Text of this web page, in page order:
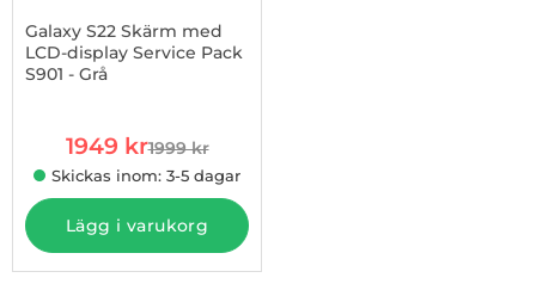
Galaxy S22 Skärm med
LCD-display Service Pack
S901 - Grå
rea pris
1949 krtidigare pris
1999 kr
Skickas inom: 3-5 dagar
Lägg i varukorg